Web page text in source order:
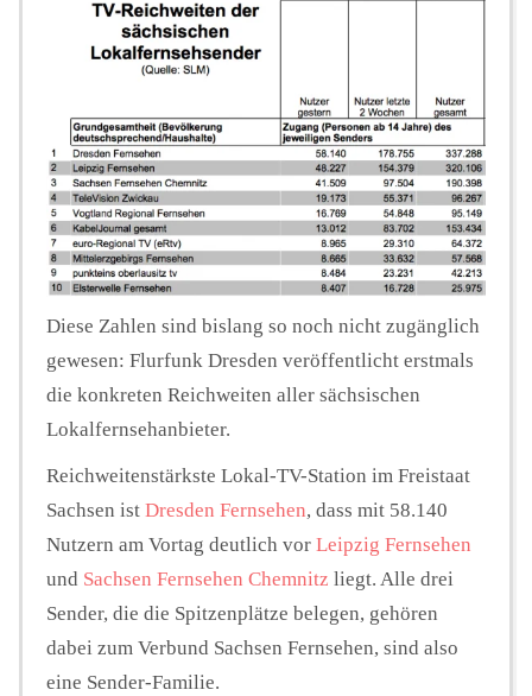
FUNKTURM-Beiträge
Podcast
Seminare
Unterstützen
Diese Zahlen sind bislang so noch nicht zugänglich
gewesen: Flurfunk Dresden veröffentlicht erstmals
die konkreten Reichweiten aller sächsischen
Lokalfernsehanbieter.
Reichweitenstärkste Lokal-TV-Station im Freistaat
Sachsen ist Dresden Fernsehen, dass mit 58.140
Nutzern am Vortag deutlich vor Leipzig Fernsehen
und Sachsen Fernsehen Chemnitz liegt. Alle drei
Sender, die die Spitzenplätze belegen, gehören
dabei zum Verbund Sachsen Fernsehen, sind also
eine Sender-Familie.